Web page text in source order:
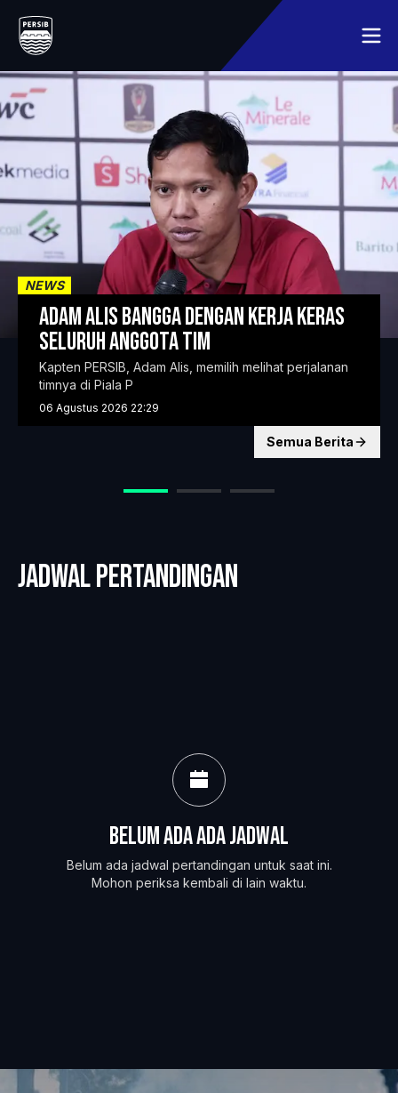
BERANDA
JADWAL
MEMBER
MEDIA
TENTANG KLUB
SEJARAH
PEMAIN
MITRA
KLASEMEN
LAINNYA
HUBUNGI KAMI
SYARAT DAN KETENTUAN
NEWS
Adam Alis Bangga dengan Kerja Keras
Seluruh Anggota Tim
Kapten PERSIB, Adam Alis, memilih melihat perjalanan
timnya di Piala P
06 Agustus 2026 22:29
Semua Berita
Jadwal pertandingan
belum ada ada jadwal
Belum ada jadwal pertandingan untuk saat ini.
Mohon periksa kembali di lain waktu.